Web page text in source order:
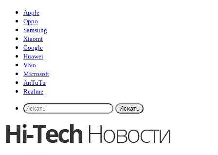
Apple
Oppo
Samsung
Xiaomi
Google
Huawei
Vivo
Microsoft
AnTuTu
Realme
Искать